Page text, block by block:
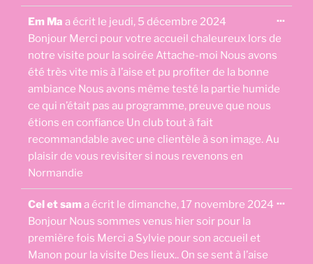
d’or
Em Ma a écrit le jeudi, 5 décembre 2024
Bonjour Merci pour votre accueil chaleureux lors de
notre visite pour la soirée Attache-moi Nous avons
été très vite mis à l’aise et pu profiter de la bonne
ambiance Nous avons même testé la partie humide
ce qui n’était pas au programme, preuve que nous
étions en confiance Un club tout à fait
recommandable avec une clientèle à son image. Au
plaisir de vous revisiter si nous revenons en
Normandie
...
Cel et sam a écrit le dimanche, 17 novembre 2024
Bonjour Nous sommes venus hier soir pour la
première fois Merci a Sylvie pour son accueil et
Manon pour la visite Des lieux.. On se sent à l’aise
...